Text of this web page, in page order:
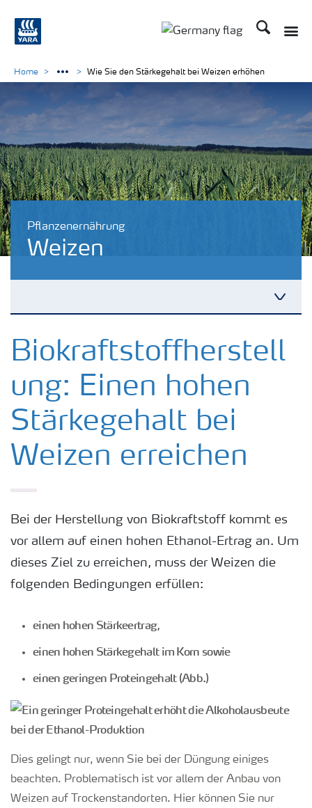
Suchen
Pflanzenernährung
Weizen
Kulturen
Düngemittel
Tools & Services
Düngeranwendung
Zeit zu wechseln
Home Wie Sie den Stärkegehalt bei Weizen erhöhen
Biokraftstoffherstell
ung: Einen hohen
Stärkegehalt bei
Weizen erreichen
Bei der Herstellung von Biokraftstoff kommt es
vor allem auf einen hohen Ethanol-Ertrag an. Um
dieses Ziel zu erreichen, muss der Weizen die
folgenden Bedingungen erfüllen:
einen hohen Stärkeertrag,
einen hohen Stärkegehalt im Korn sowie
einen geringen Proteingehalt (Abb.)
Dies gelingt nur, wenn Sie bei der Düngung einiges
beachten. Problematisch ist vor allem der Anbau von
Weizen auf Trockenstandorten. Hier können Sie nur